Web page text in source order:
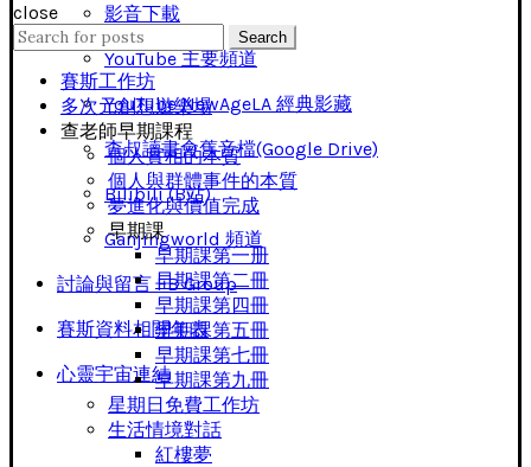
影音下載
YouTube 主要頻道
YouTube NewAgeLA 經典影藏
查叔讀書會舊音檔(Google Drive)
Bilibili (B站)
Ganjingworld 頻道
討論與留言 FB Group
賽斯資料相關年表
心靈宇宙連結
close
Search
for:
Search
賽斯工作坊
多次元創想遊樂場
查老師早期課程
個人實相的本質
個人與群體事件的本質
夢進化與價值完成
早期課
早期課第一册
早期課第二冊
早期課第四冊
早期課第五冊
早期課第七冊
早期課第九冊
星期日免費工作坊
生活情境對話
紅樓夢